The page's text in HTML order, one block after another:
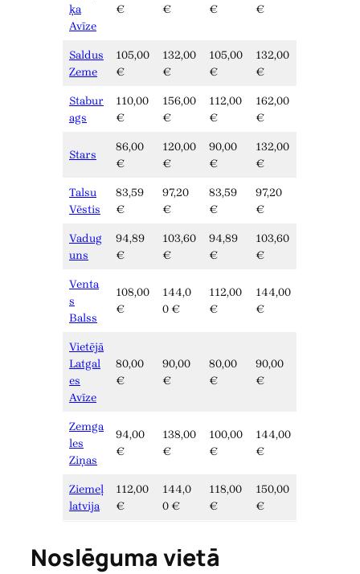
ķa
Avīze
€
€
€
€
Saldus
Zeme
105,00
€
132,00
€
105,00
€
132,00
€
Stabur
ags
110,00
€
156,00
€
112,00
€
162,00
€
Stars
86,00
€
120,00
€
90,00
€
132,00
€
Talsu
Vēstis
83,59
€
97,20
€
83,59
€
97,20
€
Vadug
uns
94,89
€
103,60
€
94,89
€
103,60
€
Venta
s
Balss
108,00
€
144,0
0 €
112,00
€
144,00
€
Vietējā
Latgal
es
Avīze
80,00
€
90,00
€
80,00
€
90,00
€
Zemga
les
Ziņas
94,00
€
138,00
€
100,00
€
144,00
€
Ziemeļ
latvija
112,00
€
144,0
0 €
118,00
€
150,00
€
Noslēguma vietā